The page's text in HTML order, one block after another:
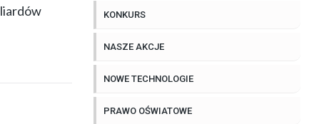
KONKURS
NASZE AKCJE
NOWE TECHNOLOGIE
PRAWO OŚWIATOWE